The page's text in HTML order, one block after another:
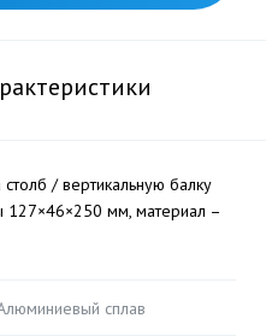
/ вертикальную балку
мм, материал –
сплав